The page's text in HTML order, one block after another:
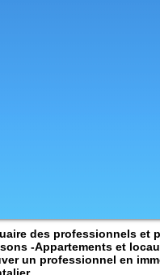
des professionnels et
-Appartements et
un professionnel en